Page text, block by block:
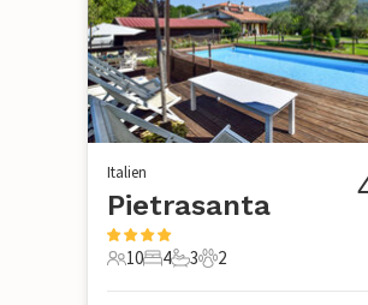
Italien
Pietrasanta
10 Gäste
10
4 Schlafzimmer
4
3 Badezimmer
3
2 Haustiere
2